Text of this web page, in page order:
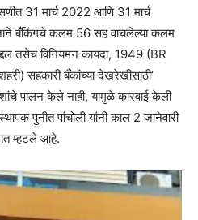
31 मार्च 2022 आणि 31 मार्च
बँकिंगचे कलम 56 सह वाचलेल्या कलम
तसेच विनियमन कायदा, 1949 (BR
सहकारी बँकांच्या देखरेखीसाठी’
पालन केले नाही, यामुळे कारवाई केली
पुनीत पांचोली यांनी काल 2 जानेवारी
म्हटले आहे.